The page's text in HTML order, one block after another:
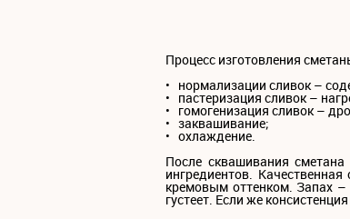
Процесс изготовления
• нормализации сливок –
• пастеризация сливок –
• гомогенизация сливок –
• заквашивание;
• охлаждение.
После сквашивания
ингредиентов.
кремовым оттенком. Запах
густеет. Если же